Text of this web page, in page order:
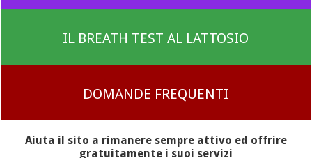
IL BREATH TEST AL LATTOSIO
DOMANDE FREQUENTI
Aiuta il sito a rimanere sempre attivo ed offrire
gratuitamente i suoi servizi